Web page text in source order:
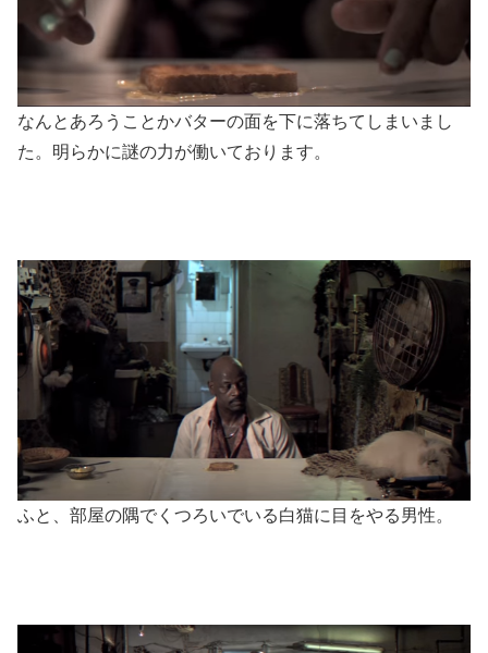
なんとあろうことかバターの面を下に落ちてしまいまし
た。明らかに謎の力が働いております。
ふと、部屋の隅でくつろいでいる白猫に目をやる男性。